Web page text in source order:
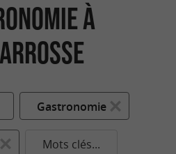
à
Gastronomie
Mots clés...